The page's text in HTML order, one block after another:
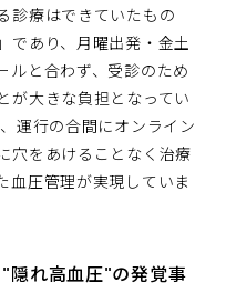
診療はできていたもの
であり、月曜出発・金土
ルと合わず、受診のため
が大きな負担となってい
運行の合間にオンライン
穴をあけることなく治療
血圧管理が実現していま
隠れ高血圧"の発覚事